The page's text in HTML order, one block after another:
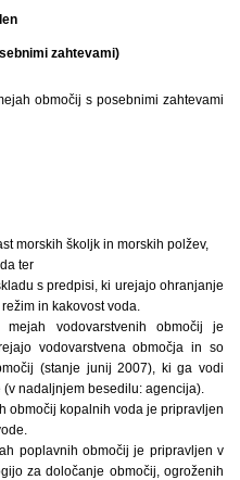
zahtevami)
območij s posebnimi zahtevami
morskih školjk in morskih polžev,
ter
s predpisi, ki urejajo ohranjanje
in kakovost voda.
vodovarstvenih območij je
vodovarstvena območja in so
(stanje junij 2007), ki ga vodi
nadaljnjem besedilu: agencija).
območij kopalnih voda je pripravljen
poplavnih območij je pripravljen v
za določanje območij, ogroženih